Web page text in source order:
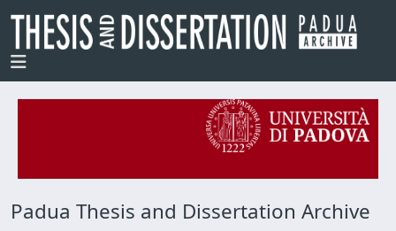
Padua Thesis and Dissertation Archive